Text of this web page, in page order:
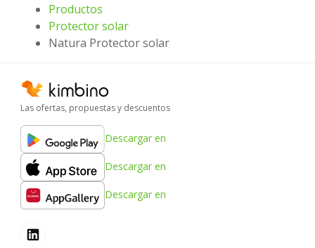
Productos
Protector solar
Natura Protector solar
Las ofertas, propuestas y descuentos
Descargar en
Descargar en
Descargar en